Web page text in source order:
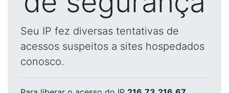
Seu IP fez diversas tentativas de
acessos suspeitos a sites hospedados
conosco.